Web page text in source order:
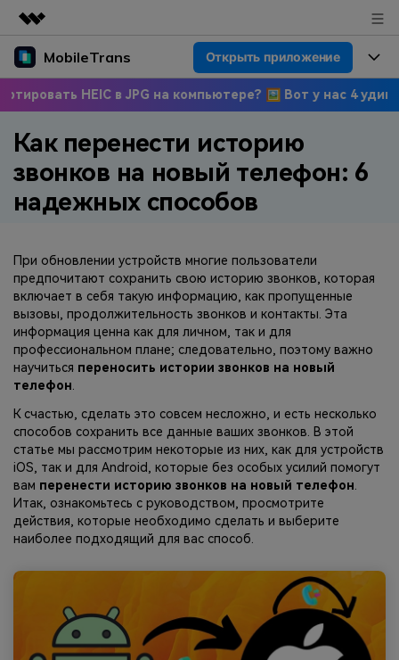
Рекомендуемые продукты
Цифровая креативность AIGC
Бизнес
Обзор
О нас
Поддержка
MobileTrans Открыть приложение
Продукты
ПК
Перенос данных WhatsApp
создавайте резервные копии
WhatsApp и других социальных
приложений на ПК и
восстанавливайте данные.
Перенос данных смартфона
фотографии, видео и многое
другое со смартфона на смартфон,
со смартфона на ПК и наоборот.
Резервное копирование и
восстановление
Создавайте резервные копии для
18+ типов данных и данных
WhatsApp на ПК. С легкостью
восстанавливайте резервные
копии.
Цены
Цены для версий Windows
Цены для Android
Скидки до 50%
Блог
Популярные темы
Популярные темы
Конкурсы и мероприятия
Узнайте больше
HEIC в JPG на компьютере? 🖼 Вот у нас 4
Как перенести историю
звонков на новый телефон: 6
надежных способов
При обновлении устройств многие пользователи
предпочитают сохранить свою историю звонков, которая
включает в себя такую информацию, как пропущенные
вызовы, продолжительность звонков и контакты. Эта
информация ценна как для личном, так и для
профессиональном плане; следовательно, поэтому важно
научиться переносить истории звонков на новый
телефон
К счастью, сделать это совсем несложно, и есть несколько
способов сохранить все данные ваших звонков. В этой
статье мы рассмотрим некоторые из них, как для устройств
iOS, так и для Android, которые без особых усилий помогут
вам перенести историю звонков на новый телефон.
Итак, ознакомьтесь с руководством, просмотрите
действия, которые необходимо сделать и выберите
наиболее подходящий для вас способ.